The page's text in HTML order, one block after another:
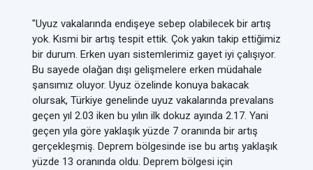
"Uyuz vakalarında endişeye sebep olabilecek bir artış
yok. Kısmi bir artış tespit ettik. Çok yakın takip ettiğimiz
bir durum. Erken uyarı sistemlerimiz gayet iyi çalışıyor.
Bu sayede olağan dışı gelişmelere erken müdahale
şansımız oluyor. Uyuz özelinde konuya bakacak
olursak, Türkiye genelinde uyuz vakalarında prevalans
geçen yıl 2.03 iken bu yılın ilk dokuz ayında 2.17. Yani
geçen yıla göre yaklaşık yüzde 7 oranında bir artış
gerçekleşmiş. Deprem bölgesinde ise bu artış yaklaşık
yüzde 13 oranında oldu. Deprem bölgesi için